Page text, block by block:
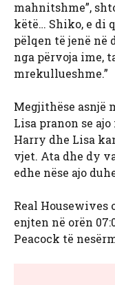
mahnitshme”,
këtë… Shiko, e di
pëlqen të jenë në
nga përvoja ime,
mrekullueshme.”
Megjithëse asnjë
Lisa pranon se
Harry dhe Lisa
vjet. Ata dhe dy
edhe nëse ajo
Real
enjten në orën
Peacock të